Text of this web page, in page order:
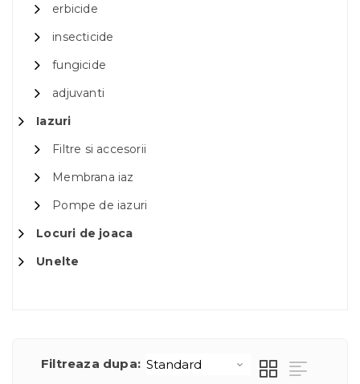
erbicide
insecticide
fungicide
adjuvanti
Iazuri
Filtre si accesorii
Membrana iaz
Pompe de iazuri
Locuri de joaca
Unelte
Filtreaza dupa: